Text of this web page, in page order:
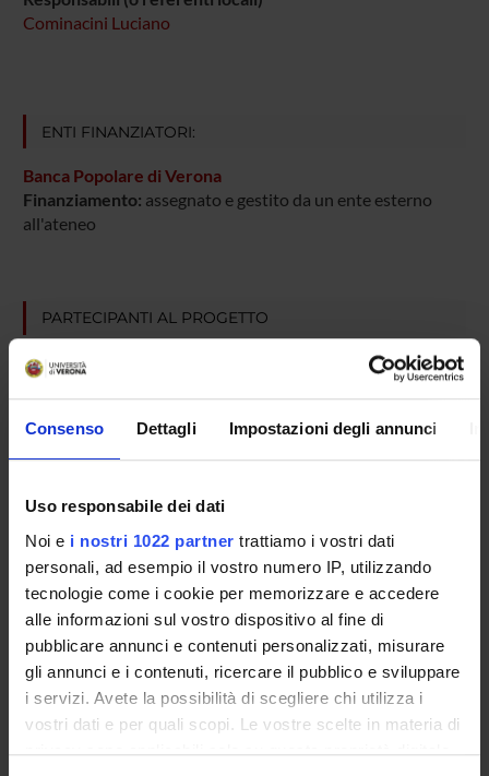
Consenso Dettagli Impostazioni degli annunci
Uso responsabile dei dati
Noi e i nostri 1022 partner trattiamo i vostri dati
personali, ad esempio il vostro numero IP, utilizzando
tecnologie come i cookie per memorizzare e accedere
alle informazioni sul vostro dispositivo al fine di
pubblicare annunci e contenuti personalizzati, misurare
gli annunci e i contenuti, ricercare il pubblico e sviluppare
i servizi. Avete la possibilità di scegliere chi utilizza i
vostri dati e per quali scopi. Le vostre scelte in materia di
privacy sono applicabili solo su questa proprietà digitale
Cominacini Luciano
ENTI FINANZIATORI:
Banca Popolare di Verona
Finanziamento: assegnato e gestito da un ente esterno
all'ateneo
PARTECIPANTI AL PROGETTO
Anna Albiero
Luciano Cominacini
Cultore della materia
Ulisse Garbin
SEZIONI
Medicina Interna D
ATTIVITÀ